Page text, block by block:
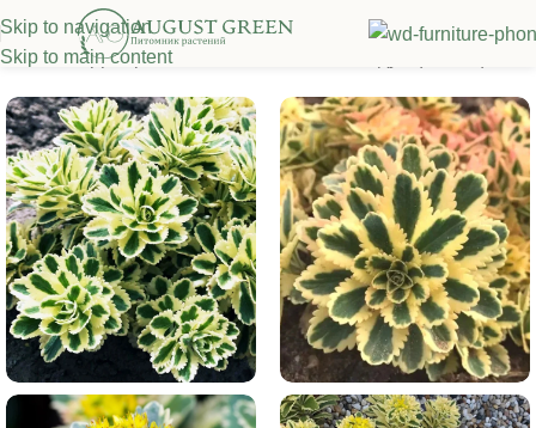
Skip to navigation
Skip to main content
Главная/Декоративные многолетники